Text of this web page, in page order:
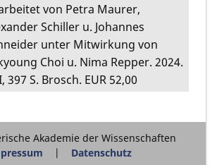
von Petra Maurer,
Schiller u. Johannes
unter Mitwirkung von
Choi u. Nima Repper. 2024.
397 S. Brosch. EUR 52,00
Akademie der Wissenschaften
Datenschutz